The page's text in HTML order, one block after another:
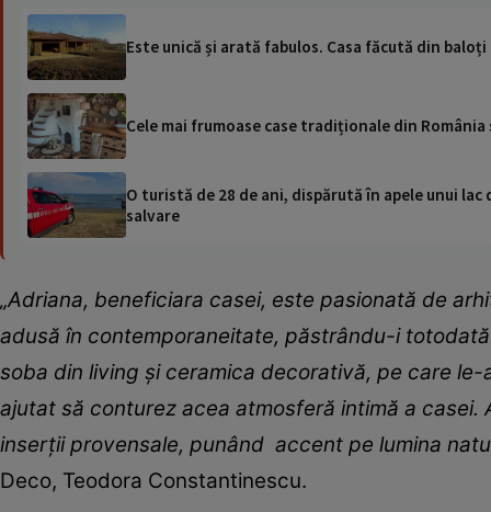
Este unică și arată fabulos. Casa făcută din
Cele mai frumoase case tradiționale din
O turistă de 28 de ani, dispărută în apele unui
salvare
„Adriana, beneficiara casei, este pasionată de
adusă în contemporaneitate, păstrându-i
soba din living și ceramica decorativă, pe care
ajutat să conturez acea atmosferă intimă a
inserții provensale, punând accent pe lumina
Deco, Teodora Constantinescu.